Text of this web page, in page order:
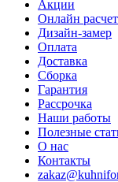
Акции
Онлайн расчет
Дизайн-замер
Оплата
Доставка
Сборка
Гарантия
Рассрочка
Наши работы
Полезные
О нас
Контакты